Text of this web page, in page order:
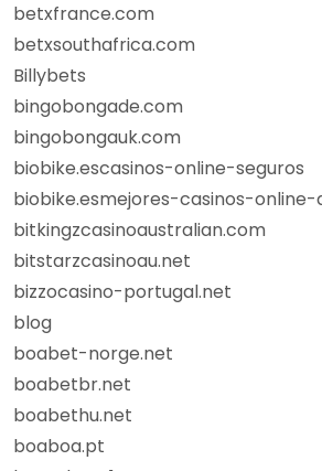
betxfrance.com
betxsouthafrica.com
Billybets
bingobongade.com
bingobongauk.com
biobike.escasinos-online-seguros
biobike.esmejores-casinos-
bitkingzcasinoaustralian.com
bitstarzcasinoau.net
bizzocasino-portugal.net
blog
boabet-norge.net
boabetbr.net
boabethu.net
boaboa.pt